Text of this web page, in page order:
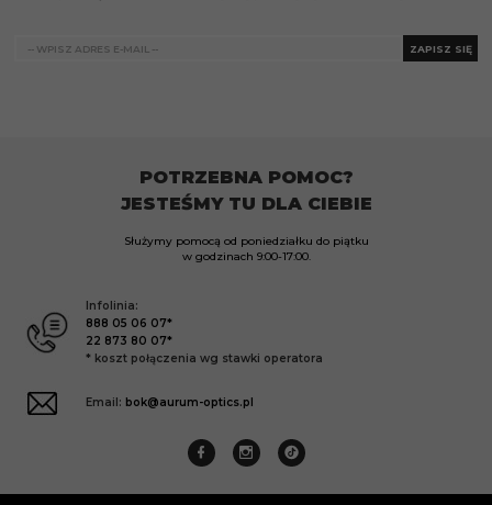
ZAPISZ SIĘ
POTRZEBNA POMOC?
JESTEŚMY TU DLA CIEBIE
Służymy pomocą od poniedziałku do piątku
w godzinach 9:00-17:00.
Infolinia:
888 05 06 07*
22 873 80 07*
* koszt połączenia wg stawki operatora
Email: bok@aurum-optics.pl